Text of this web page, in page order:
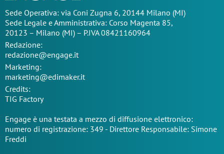
Sede Operativa: via Coni Zugna 6, 20144 Milano (MI)
Sede Legale e Amministrativa: Corso Magenta 85,
20123 – Milano (MI) – P.IVA 08421160964
Redazione:
redazione@engage.it
Marketing:
marketing@edimaker.it
Credits:
TIG Factory
Engage è una testata a mezzo di diffusione elettronico:
numero di registrazione: 349 - Direttore Responsabile: Simone
Freddi